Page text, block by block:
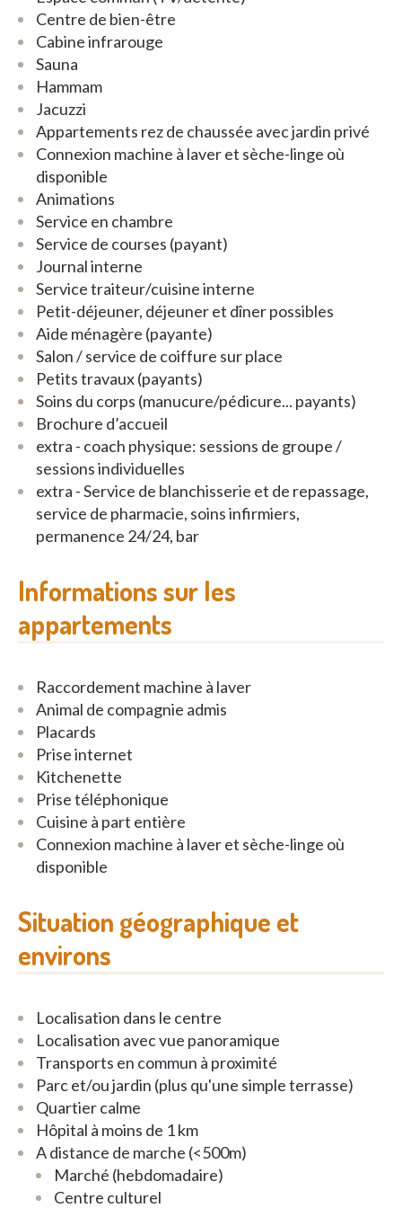
We verwelkomen u graag!
Centre de bien-être
Cabine infrarouge
Sauna
Hammam
Jacuzzi
Appartements rez de chaussée avec jardin privé
Connexion machine à laver et sèche-linge où
disponible
Animations
Service en chambre
Service de courses (payant)
Journal interne
Service traiteur/cuisine interne
Petit-déjeuner, déjeuner et dîner possibles
Aide ménagère (payante)
Salon / service de coiffure sur place
Petits travaux (payants)
Soins du corps (manucure/pédicure... payants)
Brochure d’accueil
extra - coach physique: sessions de groupe /
sessions individuelles
extra - Service de blanchisserie et de repassage,
service de pharmacie, soins infirmiers,
permanence 24/24, bar
Informations sur les
appartements
Raccordement machine à laver
Animal de compagnie admis
Placards
Prise internet
Kitchenette
Prise téléphonique
Cuisine à part entière
Connexion machine à laver et sèche-linge où
disponible
Situation géographique et
environs
Localisation dans le centre
Localisation avec vue panoramique
Transports en commun à proximité
Parc et/ou jardin (plus qu'une simple terrasse)
Quartier calme
Hôpital à moins de 1 km
A distance de marche (<500m)
Marché (hebdomadaire)
Centre culturel